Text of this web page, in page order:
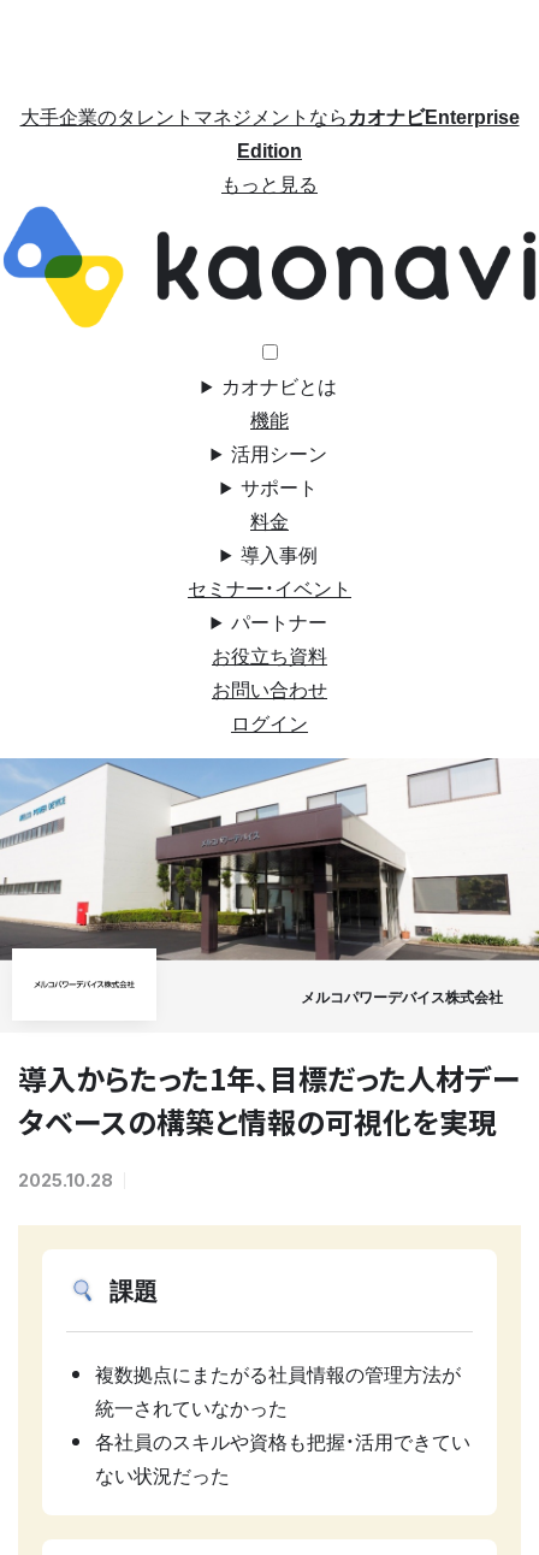
大手企業のタレントマネジメントならカオナビEnterprise
Edition
もっと見る
カオナビとは
機能
活用シーン
サポート
料金
導入事例
セミナー・イベント
パートナー
お役立ち資料
お問い合わせ
ログイン
メルコパワーデバイス株式会社
導入からたった1年、目標だった人材デー
タベースの構築と情報の可視化を実現
2025.10.28
課題
複数拠点にまたがる社員情報の管理方法が
統一されていなかった
各社員のスキルや資格も把握・活用できてい
ない状況だった